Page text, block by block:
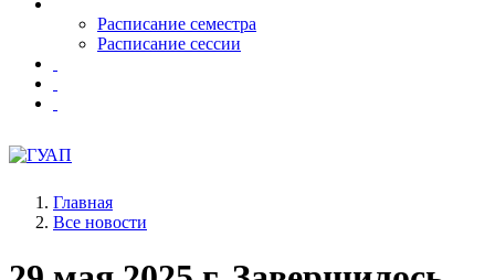
Расписание семестра
Расписание сессии
Главная
Все новости